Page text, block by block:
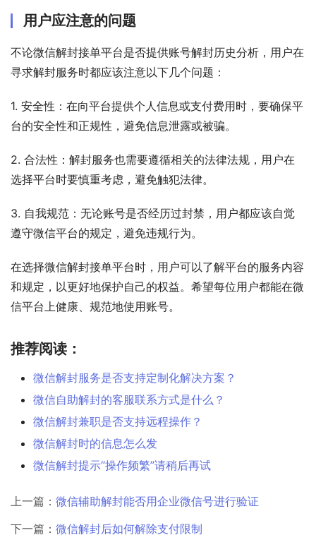
用户应注意的问题
不论微信解封接单平台是否提供账号解封历史分析，用户在
寻求解封服务时都应该注意以下几个问题：
1. 安全性：在向平台提供个人信息或支付费用时，要确保平
台的安全性和正规性，避免信息泄露或被骗。
2. 合法性：解封服务也需要遵循相关的法律法规，用户在
选择平台时要慎重考虑，避免触犯法律。
3. 自我规范：无论账号是否经历过封禁，用户都应该自觉
遵守微信平台的规定，避免违规行为。
在选择微信解封接单平台时，用户可以了解平台的服务内容
和规定，以更好地保护自己的权益。希望每位用户都能在微
信平台上健康、规范地使用账号。
推荐阅读：
微信解封服务是否支持定制化解决方案？
微信自助解封的客服联系方式是什么？
微信解封兼职是否支持远程操作？
微信解封时的信息怎么发
微信解封提示“操作频繁”请稍后再试
上一篇： 微信辅助解封能否用企业微信号进行验证
下一篇： 微信解封后如何解除支付限制